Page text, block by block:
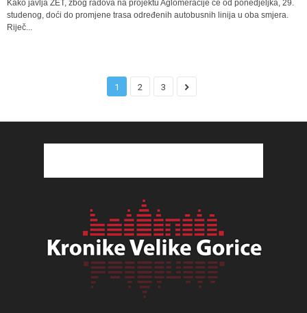
Kako javlja ZET, zbog radova na projektu Aglomeracije će od ponedjeljka, 29.
studenog, doći do promjene trasa određenih autobusnih linija u oba smjera.
Riječ...
1 2 3